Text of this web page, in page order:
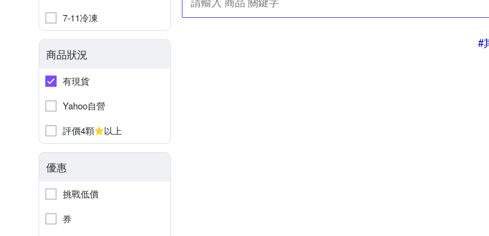
7-11冷凍
商品狀況
有現貨
Yahoo自營
評價4顆
以上
優惠
挑戰低價
券
#